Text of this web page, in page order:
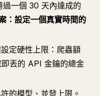
一個 30 天內達成的
：設定一個真實時間的
定硬性上限：爬蟲額
丟的 API 金鑰的總金
的模型、並發上限。